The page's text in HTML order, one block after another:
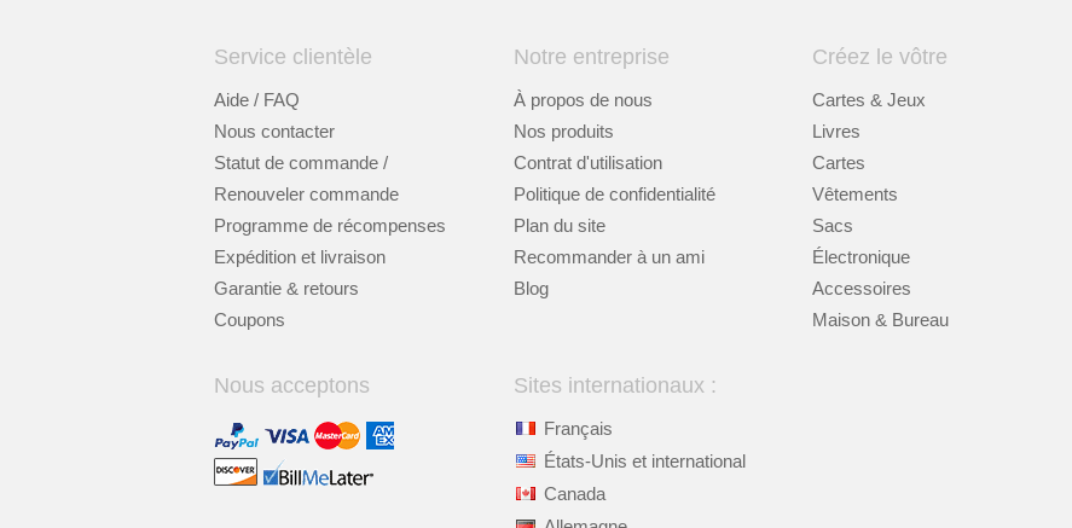
Service clientèle
Aide / FAQ
Nous contacter
Statut de commande /
Renouveler commande
Programme de récompenses
Expédition et livraison
Garantie & retours
Coupons
Notre entreprise
À propos de nous
Nos produits
Contrat d'utilisation
Politique de confidentialité
Plan du site
Recommander à un ami
Blog
Créez le vôtre
Cartes & Jeux
Livres
Cartes
Vêtements
Sacs
Électronique
Accessoires
Maison & Bureau
Nous acceptons Sites internationaux :
Français
États-Unis et international
Canada